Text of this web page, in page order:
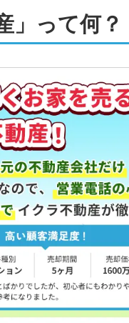
」って何？